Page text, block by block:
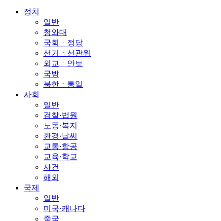
정치
일반
청와대
국회ㆍ정당
선거ㆍ선관위
외교ㆍ안보
국방
북한ㆍ통일
사회
일반
검찰·법원
노동·복지
환경·날씨
교통·항공
교육·학교
사건
해외
국제
일반
미국·캐나다
중국